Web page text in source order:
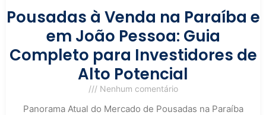
Pousadas à Venda na Paraíba e
em João Pessoa: Guia
Completo para Investidores de
Alto Potencial
Nenhum comentário
Panorama Atual do Mercado de Pousadas na Paraíba